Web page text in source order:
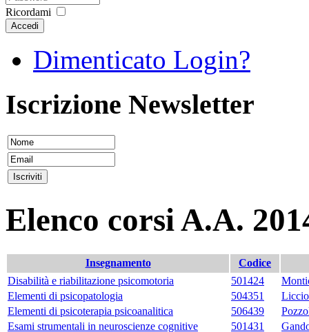
Ricordami
Accedi
Dimenticato Login?
Iscrizione Newsletter
Elenco corsi A.A.
Insegnamento
Codice
Disabilità e riabilitazione psicomotoria
501424
Elementi di psicopatologia
504351
Elementi di psicoterapia psicoanalitica
506439
Esami strumentali in neuroscienze cognitive
501431